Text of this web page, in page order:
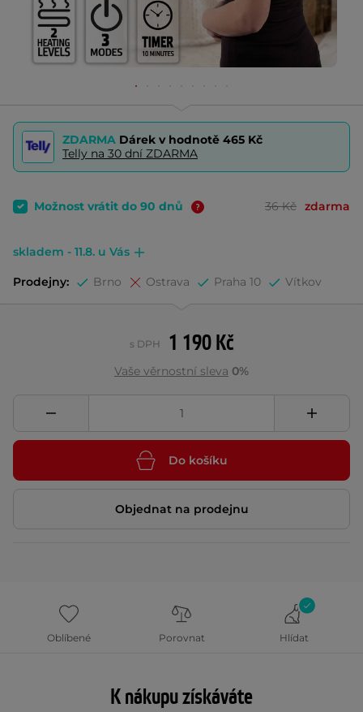
ZDARMA Dárek v hodnotě 465 Kč
Telly na 30 dní ZDARMA
Možnost vrátit do 90 dnů 36 Kč zdarma
skladem - 11.8. u Vás
Prodejny: Brno Ostrava Praha 10 Vítkov
1 190 Kč
s DPH
Vaše věrnostní sleva 0%
Do košíku
Objednat na prodejnu
Oblíbené Porovnat Hlídat
K nákupu získáváte